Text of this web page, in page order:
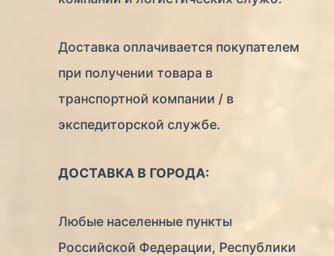
Доставка оплачивается покупателем
при получении товара в
транспортной компании / в
экспедиторской службе.
ДОСТАВКА В ГОРОДА:
Любые населенные пункты
Российской Федерации, Республики